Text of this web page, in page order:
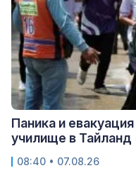
Паника и
училище в
08:40 • 07.08.26